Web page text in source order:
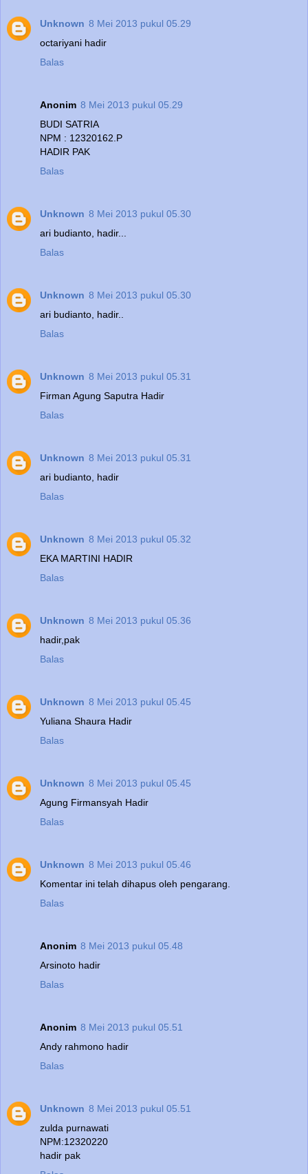
Unknown 8 Mei 2013 pukul 05.29
octariyani hadir
Balas
Anonim 8 Mei 2013 pukul 05.29
BUDI SATRIA
NPM : 12320162.P
HADIR PAK
Balas
Unknown 8 Mei 2013 pukul 05.30
ari budianto, hadir...
Balas
Unknown 8 Mei 2013 pukul 05.30
ari budianto, hadir..
Balas
Unknown 8 Mei 2013 pukul 05.31
Firman Agung Saputra Hadir
Balas
Unknown 8 Mei 2013 pukul 05.31
ari budianto, hadir
Balas
Unknown 8 Mei 2013 pukul 05.32
EKA MARTINI HADIR
Balas
Unknown 8 Mei 2013 pukul 05.36
hadir,pak
Balas
Unknown 8 Mei 2013 pukul 05.45
Yuliana Shaura Hadir
Balas
Unknown 8 Mei 2013 pukul 05.45
Agung Firmansyah Hadir
Balas
Unknown 8 Mei 2013 pukul 05.46
Komentar ini telah dihapus oleh pengarang.
Balas
Anonim 8 Mei 2013 pukul 05.48
Arsinoto hadir
Balas
Anonim 8 Mei 2013 pukul 05.51
Andy rahmono hadir
Balas
Unknown 8 Mei 2013 pukul 05.51
zulda purnawati
NPM:12320220
hadir pak